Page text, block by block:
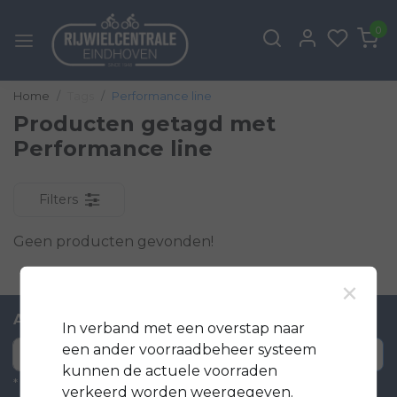
0
Home Performance line
Producten getagd met
Performance line
Filters
Geen producten gevonden!
Abonneer je op onze nieuwsbrief
Abonneer
* Wij delen je informatie met niemand.
×
In verband met een overstap naar
een ander voorraadbeheer systeem
kunnen de actuele voorraden
verkeerd worden weergegeven.